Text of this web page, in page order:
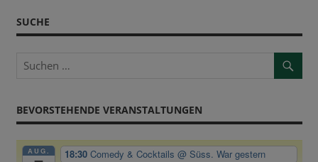
SUCHE
BEVORSTEHENDE VERANSTALTUNGEN
AUG. 18:30Comedy & Cocktails@ Süss. War gestern